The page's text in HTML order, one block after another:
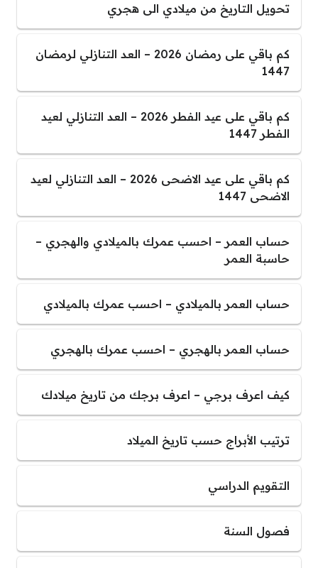
تحويل التاريخ من ميلادي الى هجري
كم باقي على رمضان 2026 – العد التنازلي لرمضان
1447
كم باقي على عيد الفطر 2026 – العد التنازلي لعيد
الفطر 1447
كم باقي على عيد الاضحى 2026 – العد التنازلي لعيد
الاضحى 1447
حساب العمر – احسب عمرك بالميلادي والهجري –
حاسبة العمر
حساب العمر بالميلادي – احسب عمرك بالميلادي
حساب العمر بالهجري – احسب عمرك بالهجري
كيف اعرف برجي – اعرف برجك من تاريخ ميلادك
ترتيب الأبراج حسب تاريخ الميلاد
التقويم الدراسي
فصول السنة